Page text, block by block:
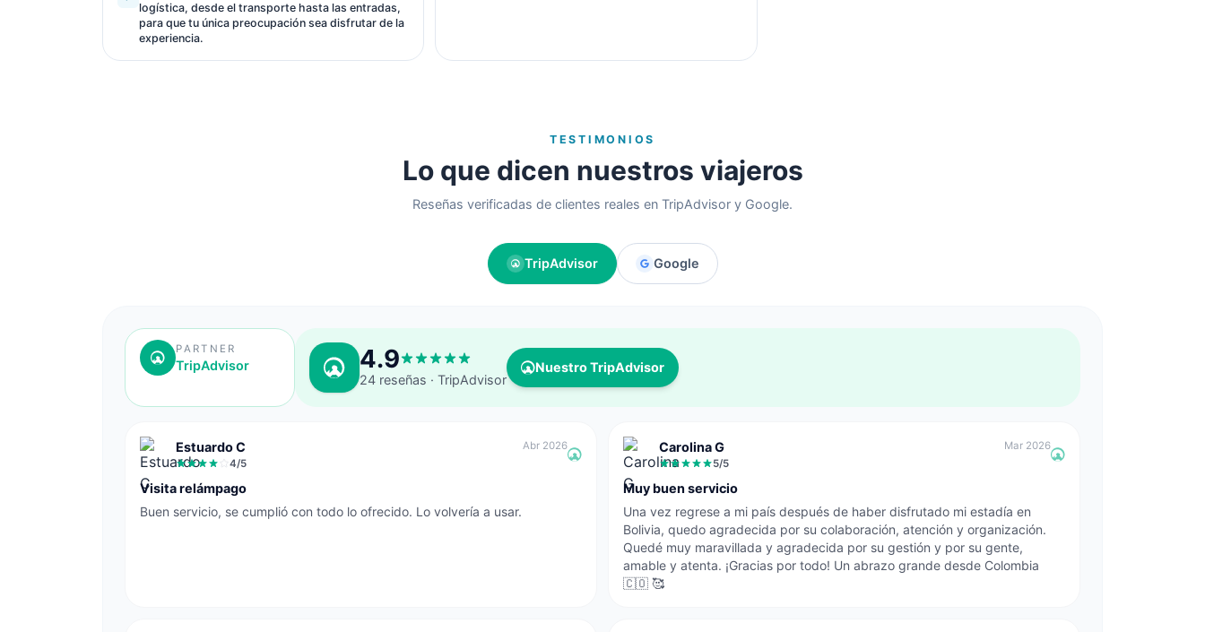
logística, desde el transporte hasta las entradas,
para que tu única preocupación sea disfrutar de la
experiencia.
TESTIMONIOS
Lo que dicen nuestros viajeros
Reseñas verificadas de clientes reales en TripAdvisor y Google.
TripAdvisor Google
PARTNER
TripAdvisor 4.9
24 reseñas · TripAdvisor
Nuestro TripAdvisor
Estuardo C
Abr 2026
4/5
Visita relámpago
Buen servicio, se cumplió con todo lo ofrecido. Lo volvería a usar.
Carolina G
Mar 2026
5/5
Muy buen servicio
Una vez regrese a mi país después de haber disfrutado mi estadía en
Bolivia, quedo agradecida por su colaboración, atención y organización.
Quedé muy maravillada y agradecida por su gestión y por su gente,
amable y atenta. ¡Gracias por todo! Un abrazo grande desde Colombia
🇨🇴 🥰